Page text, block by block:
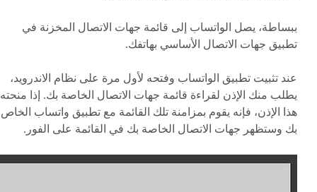
ببساطة، يصل الواتساب إلى قائمة جهات الاتصال المخزنة في
تطبيق جهات الاتصال الأساسي بهاتفك.
عند تثبيت تطبيق الواتساب وفتحه لأول مرة على نظام الاندرويد،
يطلب منك الإذن لقراءة قائمة جهات الاتصال الخاصة بك. إذا منحته
هذا الإذن، فإنه يقوم بمزامنة تلك القائمة مع تطبيق واتساب الخاص
بك وستظهر جهات الاتصال الخاصة بك في القائمة على الفور.